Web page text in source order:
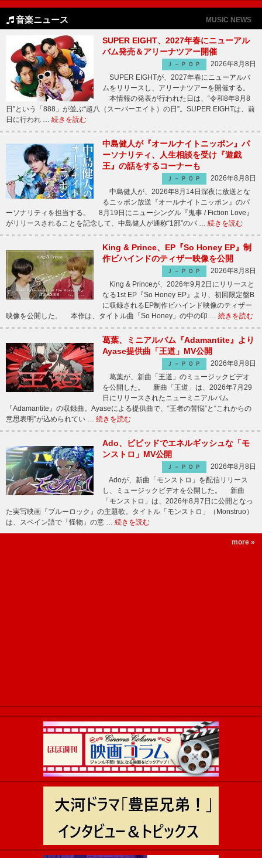
音楽ニュース MUSIC NEWS
SUPER EIGHT、2027年春にニューアル
バム発売＆アリーナツアー開催
Ｊ－ＰＯＰ
2026年8月8日
SUPER EIGHTが、2027年春にニューアルバ
ムをリリースし、アリーナツアーを開催する。
本情報の発表が行われた日は、“令和8年8月8
日”という「888」が並ぶ“超八（スーパーエイト）の日”。SUPER EIGHTは、前
日に行われ … 続きを読む
中島健人が『オールナイトニッポン』パ
ーソナリティ、人生相談を受け『遊戯
王』の話をするコーナーも
Ｊ－ＰＯＰ
2026年8月8日
中島健人が、2026年8月14日深夜に放送とな
るニッポン放送『オールナイトニッポン』のパ
ーソナリティを担当する。 8月19日にニューシングル『鬼事 / Fiction Love』
がリリースされることを記念して、中島健人が通称“1部”のパ … 続きを読む
King & Prince、EP『So Honey EP』制
作ビハインドのティザー映像を公開
Ｊ－ＰＯＰ
2026年8月8日
King & Princeが、2026年9月2日にリリースと
なる1st EP『So Honey EP』より、初回限定盤B
に収録されるEP制作ビハインド映像のティザー
映像を公開した。 本作は、タイトル曲「So Honey」の中の印 … 続きを読む
葛葉、ミニアルバム『Adamantite』より
Ayase提供曲「王道」MV公開
Ｊ－ＰＯＰ
2026年8月8日
葛葉が、新曲「王道」のミュージックビデオ
を公開した。 新曲「王道」は、2026年7月29
日にリリースされたニューミニアルバム
『Adamantite』の収録曲。Ayaseによる提供曲で、“王者の苦悩”と“これからの
意思表明”が込められてい … 続きを読む
Ado、ビビッドでエネルギッシュな「モ
ンストロ」MV公開
Ｊ－ＰＯＰ
2026年8月8日
Adoが、新曲「モンストロ」を配信リリース
し、ミュージックビデオを公開した。 新曲
「モンストロ」は、2026年8月7日に公開となっ
た実写映画『ブルーロック』の主題歌。タイトル「モンストロ」（Monstruo）
は、スペイン語で「怪物」の意 … 続きを読む
more »